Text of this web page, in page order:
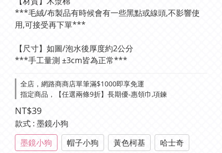
***毛絨/布製品有時候會有一些黑點或線頭,不影響使
用,可接受再下單***
【尺寸】如圖/泡水後厚度約2公分
***手工量測 ±3cm皆為正常***
全店，網路商商店單筆滿$1000即享免運
指定商品，【任選兩條9折】長期優-惠領巾,項鍊
NT$39
款式 : 墨鏡小狗
墨鏡小狗
帽子小狗 黃色柯基
哈士奇